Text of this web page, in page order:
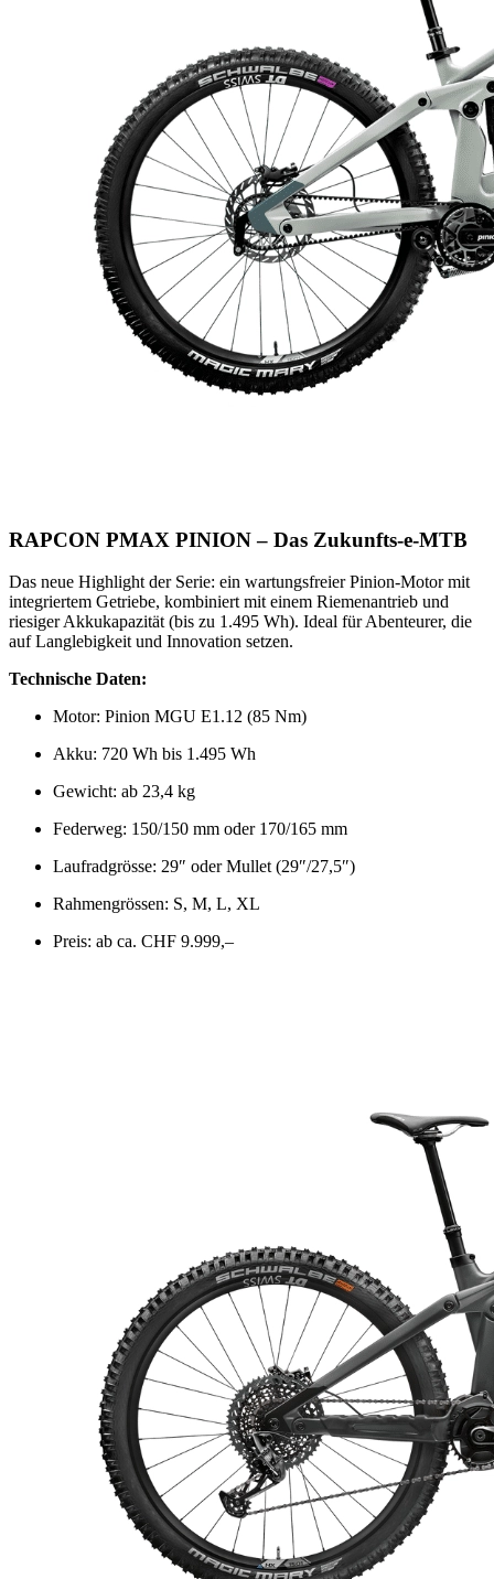
RAPCON PMAX PINION – Das Zukunfts-e-MTB
Das neue Highlight der Serie: ein wartungsfreier Pinion-Motor mit
integriertem Getriebe, kombiniert mit einem Riemenantrieb und
riesiger Akkukapazität (bis zu 1.495 Wh). Ideal für Abenteurer, die
auf Langlebigkeit und Innovation setzen.
Technische Daten:
Motor: Pinion MGU E1.12 (85 Nm)
Akku: 720 Wh bis 1.495 Wh
Gewicht: ab 23,4 kg
Federweg: 150/150 mm oder 170/165 mm
Laufradgrösse: 29″ oder Mullet (29″/27,5″)
Rahmengrössen: S, M, L, XL
Preis: ab ca. CHF 9.999,–